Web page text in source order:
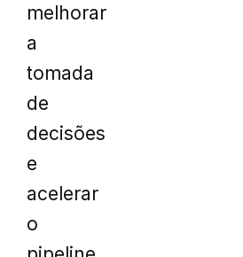
melhorar
a
tomada
de
decisões
e
acelerar
o